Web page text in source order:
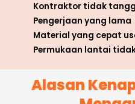
Kontraktor tidak
Pengerjaan yang lama
Material yang cepat
Permukaan lantai
Alasan